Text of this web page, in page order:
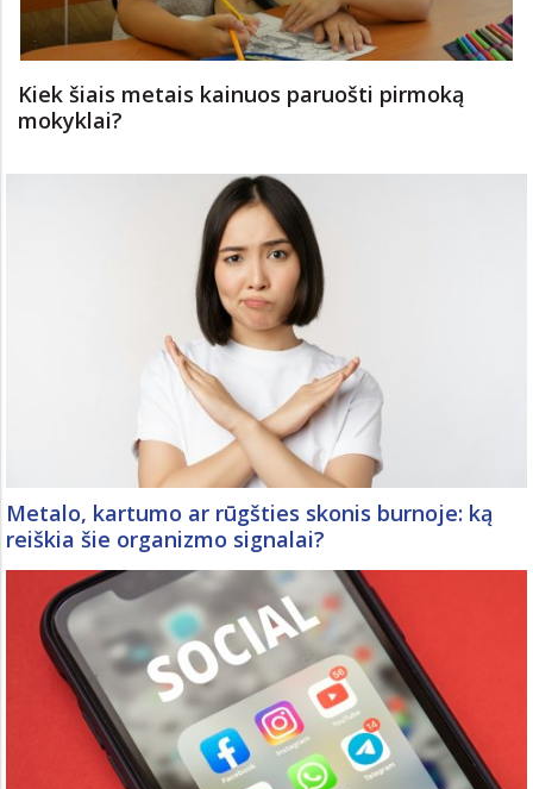
Kiek šiais metais kainuos paruošti pirmoką
mokyklai?
Metalo, kartumo ar rūgšties skonis burnoje: ką
reiškia šie organizmo signalai?